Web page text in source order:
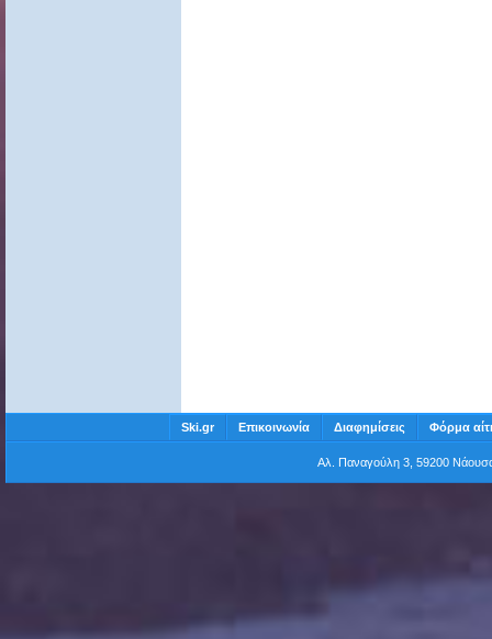
Ski.gr Επικοινωνία Διαφημίσεις Φόρμα
Αλ. Παναγούλη 3, 59200